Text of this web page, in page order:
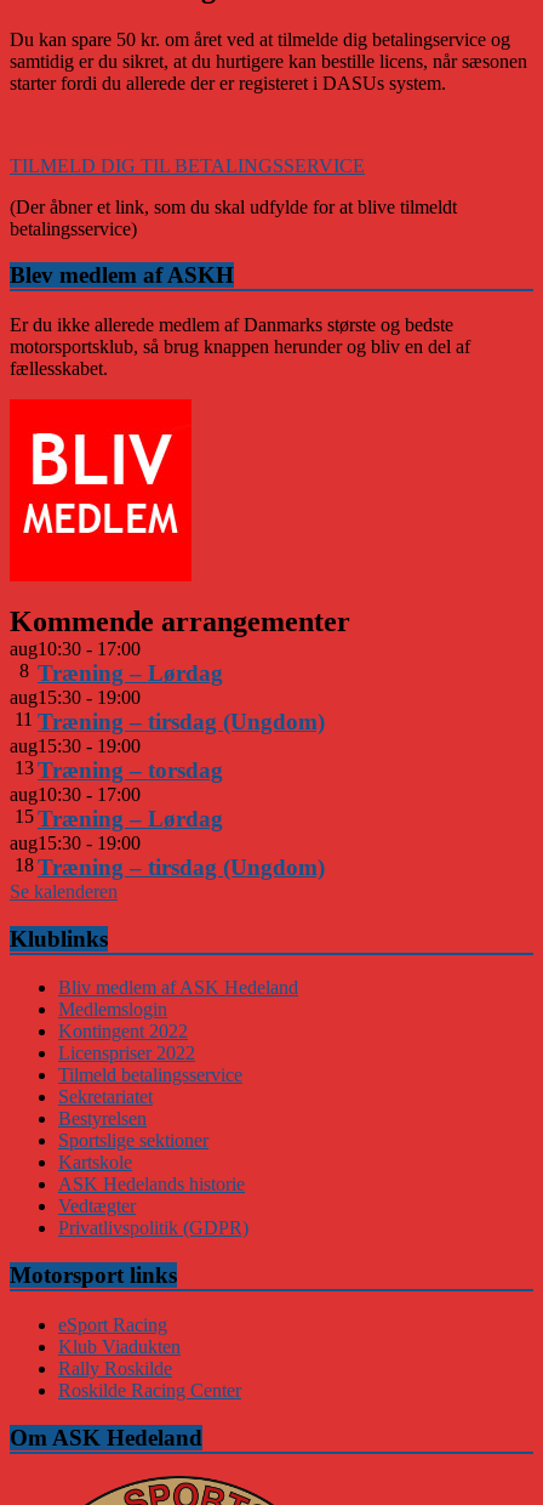
Du kan spare 50 kr. om året ved at tilmelde dig betalingservice og
samtidig er du sikret, at du hurtigere kan bestille licens, når sæsonen
starter fordi du allerede der er registeret i DASUs system.
TILMELD DIG TIL BETALINGSSERVICE
(Der åbner et link, som du skal udfylde for at blive tilmeldt
betalingsservice)
Blev medlem af ASKH
Er du ikke allerede medlem af Danmarks største og bedste
motorsportsklub, så brug knappen herunder og bliv en del af
fællesskabet.
Kommende arrangementer
aug
8
10:30 - 17:00
Træning – Lørdag
aug
11
15:30 - 19:00
Træning – tirsdag (Ungdom)
aug
13
15:30 - 19:00
Træning – torsdag
aug
15
10:30 - 17:00
Træning – Lørdag
aug
18
15:30 - 19:00
Træning – tirsdag (Ungdom)
Se kalenderen
Klublinks
Bliv medlem af ASK Hedeland
Medlemslogin
Kontingent 2022
Licenspriser 2022
Tilmeld betalingsservice
Sekretariatet
Bestyrelsen
Sportslige sektioner
Kartskole
ASK Hedelands historie
Vedtægter
Privatlivspolitik (GDPR)
Motorsport links
eSport Racing
Klub Viadukten
Rally Roskilde
Roskilde Racing Center
Om ASK Hedeland